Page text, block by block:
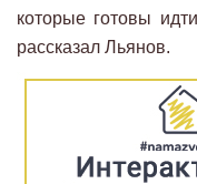
которые готовы
рассказал Льянов.